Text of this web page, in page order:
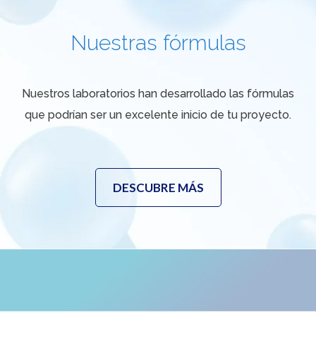
Nuestras fórmulas
Nuestros laboratorios han desarrollado las fórmulas
que podrían ser un excelente inicio de tu proyecto.
DESCUBRE MÁS